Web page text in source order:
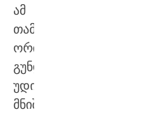
ამ
თამაშებს
ორივე
გუნდისთვის
უდიდესი
მნიშვნელობა